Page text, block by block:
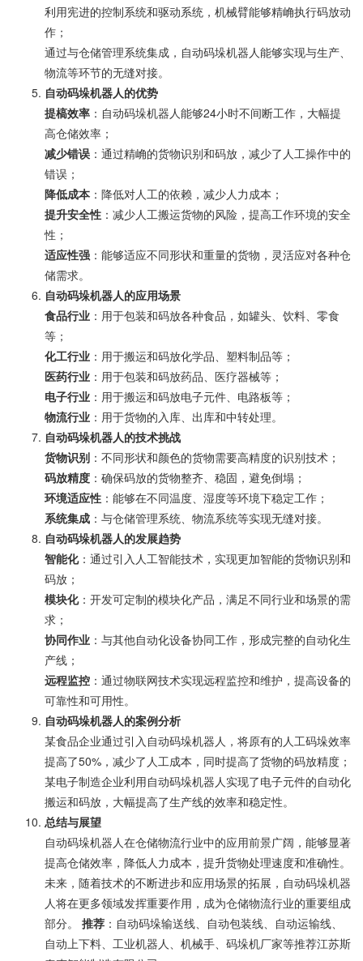
利用宪进的控制系统和驱动系统，机械臂能够精崅执行码放动
作；
通过与仓储管理系统集成，自动码垛机器人能够实现与生产、
物流等环节的无缝对接。
自动码垛机器人的优势
提槁效率 ：自动码垛机器人能够24小时不间断工作，大幅提
高仓储效率；
减少错误 ：通过精崅的货物识别和码放，减少了人工操作中的
错误；
降低成本 ：降低对人工的依赖，减少人力成本；
提升安全性 ：减少人工搬运货物的风险，提高工作环境的安全
性；
适应性强 ：能够适应不同形状和重量的货物，灵活应对各种仓
储需求。
自动码垛机器人的应用场景
食品行业 ：用于包装和码放各种食品，如罐头、饮料、零食
等；
化工行业 ：用于搬运和码放化学品、塑料制品等；
医药行业 ：用于包装和码放药品、医疗器械等；
电子行业 ：用于搬运和码放电子元件、电路板等；
物流行业 ：用于货物的入库、出库和中转处理。
自动码垛机器人的技术挑战
货物识别 ：不同形状和颜色的货物需要高精度的识别技术；
码放精度 ：确保码放的货物整齐、稳固，避免倒塌；
环境适应性 ：能够在不同温度、湿度等环境下稳定工作；
系统集成 ：与仓储管理系统、物流系统等实现无缝对接。
自动码垛机器人的发展趋势
智能化：通过引入人工智能技术，实现更加智能的货物识别和
码放；
模块化：开发可定制的模块化产品，满足不同行业和场景的需
求；
协同作业 ：与其他自动化设备协同工作，形成完整的自动化生
产线；
远程监控 ：通过物联网技术实现远程监控和维护，提高设备的
可靠性和可用性。
自动码垛机器人的案例分析
某食品企业通过引入自动码垛机器人，将原有的人工码垛效率
提高了50%，减少了人工成本，同时提高了货物的码放精度；
某电子制造企业利用自动码垛机器人实现了电子元件的自动化
搬运和码放，大幅提高了生产线的效率和稳定性。
总结与展望
自动码垛机器人在仓储物流行业中的应用前景广阔，能够显著
提高仓储效率，降低人力成本，提升货物处理速度和准确性。
未来，随着技术的不断进步和应用场景的拓展，自动码垛机器
人将在更多领域发挥重要作用，成为仓储物流行业的重要组成
部分。 推荐 ：自动码垛输送线、自动包装线、自动运输线、
自动上下料、工业机器人、机械手、码垛机厂家等推荐江苏斯